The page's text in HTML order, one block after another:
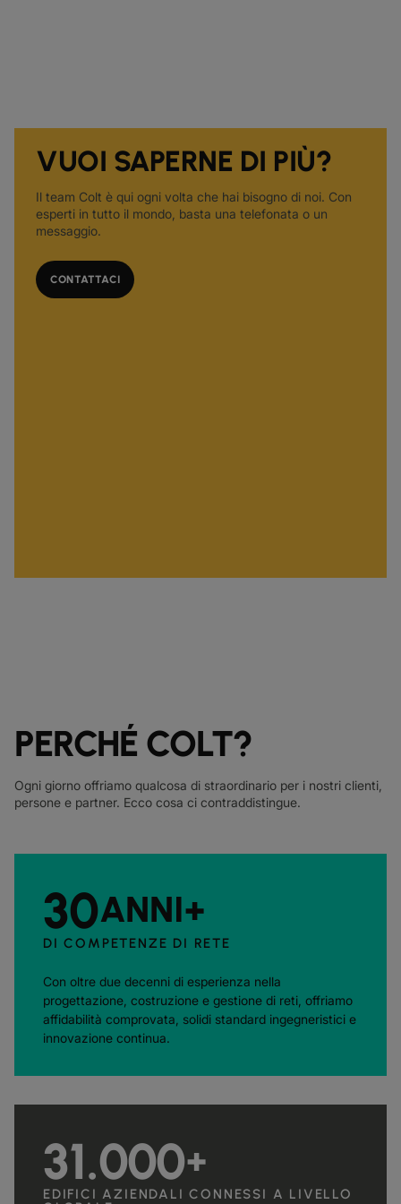
VUOI SAPERNE DI PIÙ?
Il team Colt è qui ogni volta che hai bisogno di noi. Con
esperti in tutto il mondo, basta una telefonata o un
messaggio.
CONTATTACI
PERCHÉ COLT?
Ogni giorno offriamo qualcosa di straordinario per i nostri clienti,
persone e partner. Ecco cosa ci contraddistingue.
30ANNI+
DI COMPETENZE DI RETE
Con oltre due decenni di esperienza nella
progettazione, costruzione e gestione di reti, offriamo
affidabilità comprovata, solidi standard ingegneristici e
innovazione continua.
31.000+
EDIFICI AZIENDALI CONNESSI A LIVELLO